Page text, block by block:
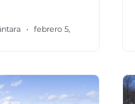
febrero 5,